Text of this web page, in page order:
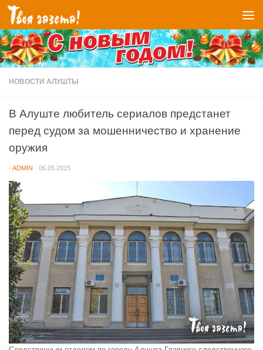
Перейти к содержимому
НОВОСТИ АЛУШТЫ
В Алуште любитель сериалов предстанет
перед судом за мошенничество и хранение
оружия
- ADMIN · 06.05.2015